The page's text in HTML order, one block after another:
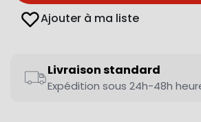
Ajouter à ma liste
Livraison standard
Expédition sous 24h-48h